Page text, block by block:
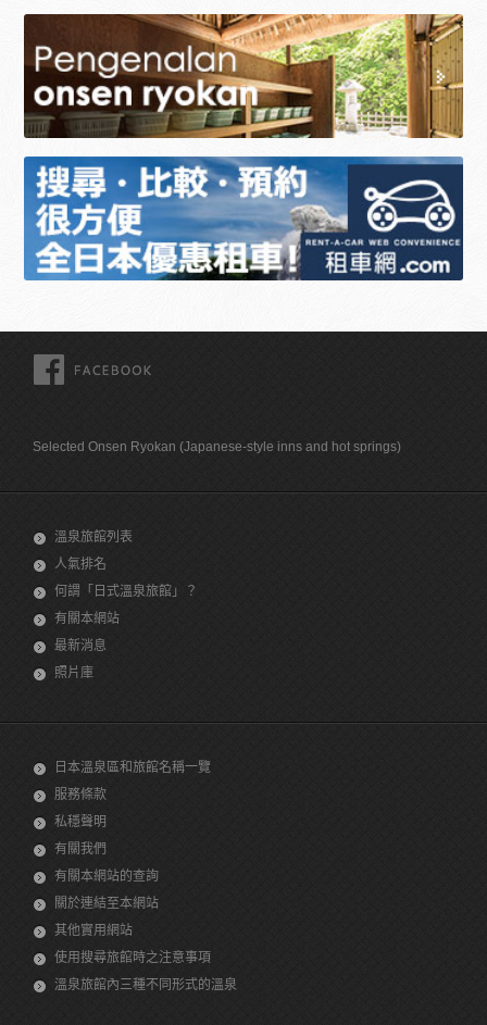
Selected Onsen Ryokan (Japanese-style inns and hot springs)
溫泉旅館列表
人氣排名
何謂「日式溫泉旅館」？
有關本網站
最新消息
照片庫
日本溫泉區和旅館名稱一覽
服務條款
私穩聲明
有關我們
有關本網站的查詢
關於連結至本網站
其他實用網站
使用搜尋旅館時之注意事項
溫泉旅館內三種不同形式的溫泉